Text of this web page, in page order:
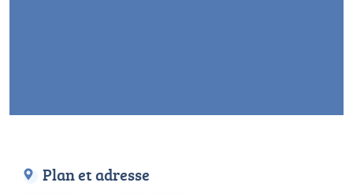
Plan et adresse